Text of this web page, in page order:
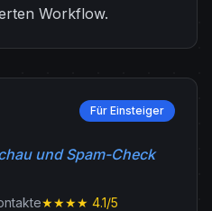
Workflow.
Für Einsteiger
und Spam-Check
★★★★ 4.1/5